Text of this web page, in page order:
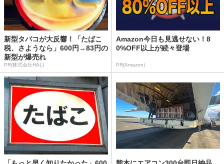
新型タバコが大反響！「たばこ
税、さようなら」600円→83円の
新型が爆売れ
PR(株式会社HAL)
Amazon今日も見逃せない！8
0%OFF以上が続々登場
PR(Amazon)